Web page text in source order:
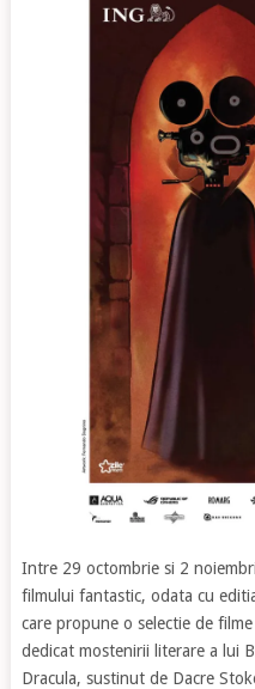
Intre 29 octombrie si 2
filmului fantastic, odata cu
care propune o selectie de
dedicat mostenirii literare a lui
Dracula, sustinut de Dacre